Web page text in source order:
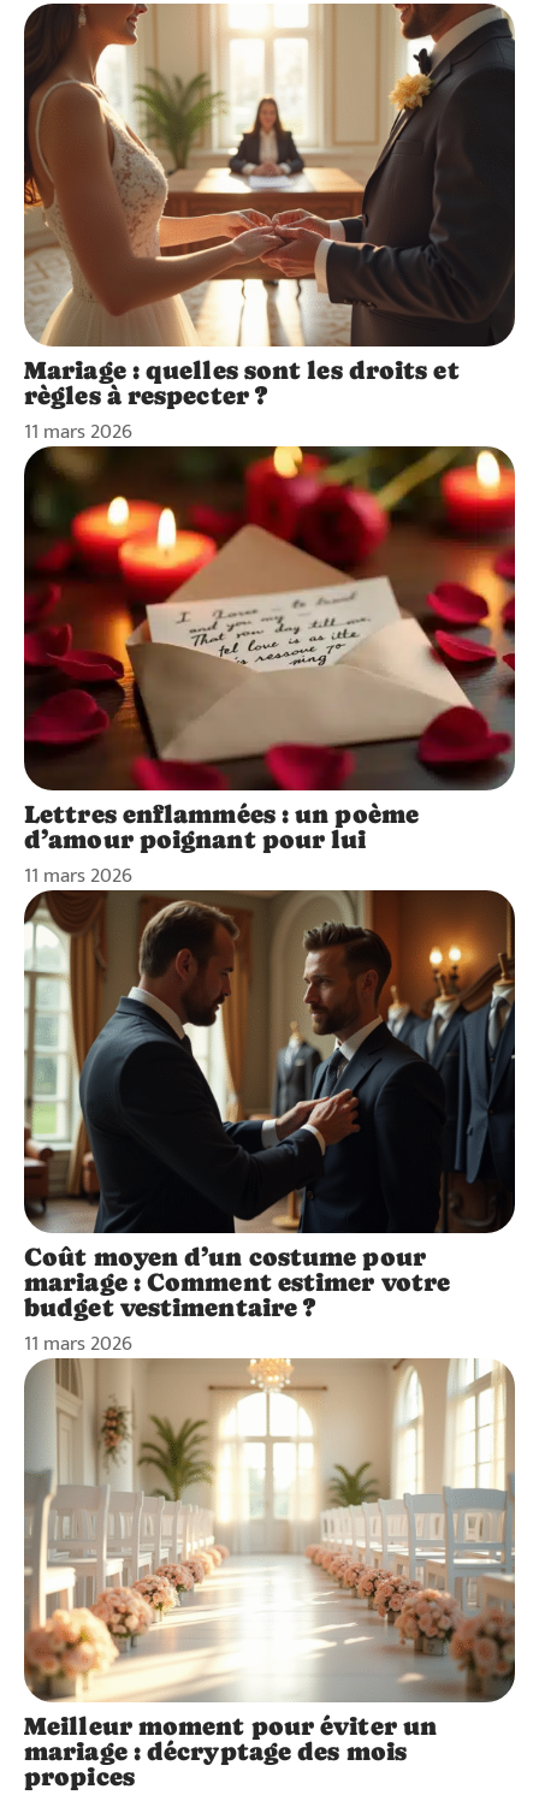
Mariage : quelles sont les droits et
règles à respecter ?
11 mars 2026
Lettres enflammées : un poème
d’amour poignant pour lui
11 mars 2026
Coût moyen d’un costume pour
mariage : Comment estimer votre
budget vestimentaire ?
11 mars 2026
Meilleur moment pour éviter un
mariage : décryptage des mois
propices